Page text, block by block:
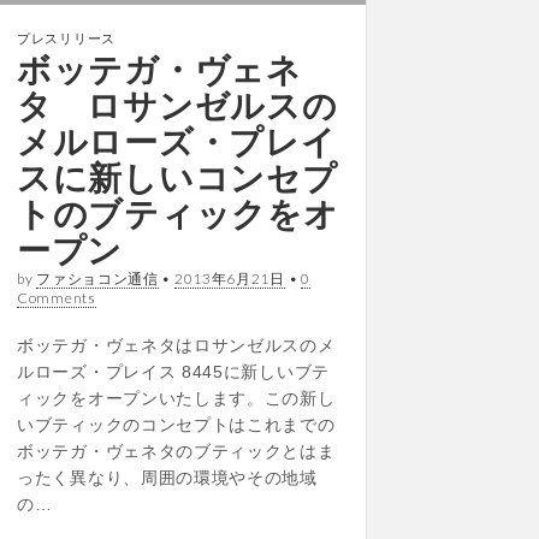
プレスリリース
ボッテガ・ヴェネ
タ ロサンゼルスの
メルローズ・プレイ
スに新しいコンセプ
トのブティックをオ
ープン
by ファショコン通信 • 2013年6月21日 • 0
Comments
ボッテガ・ヴェネタはロサンゼルスのメ
ルローズ・プレイス 8445に新しいブテ
ィックをオープンいたします。この新し
いブティックのコンセプトはこれまでの
ボッテガ・ヴェネタのブティックとはま
ったく異なり、周囲の環境やその地域
の…